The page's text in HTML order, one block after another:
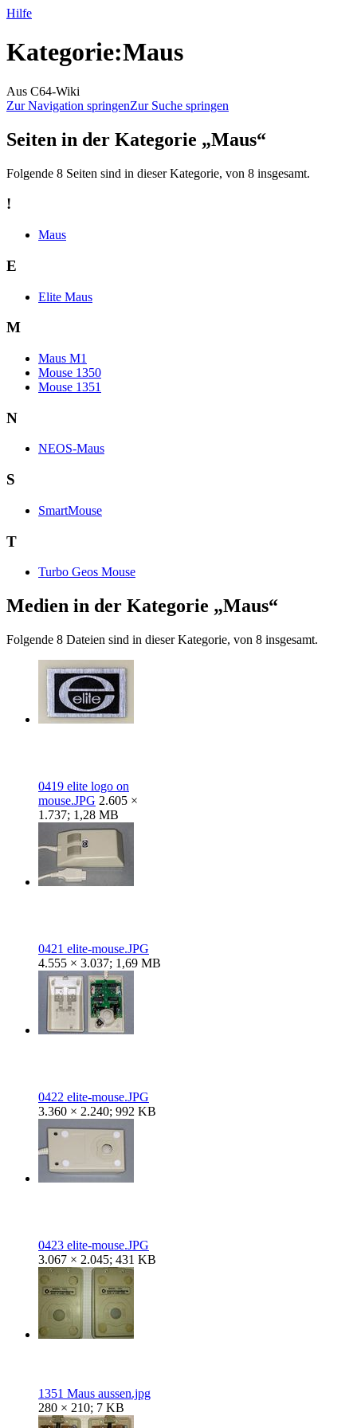
Hilfe
Kategorie:Maus
Aus C64-Wiki
Zur Navigation springenZur Suche springen
Seiten in der Kategorie „Maus“
Folgende 8 Seiten sind in dieser Kategorie, von 8 insgesamt.
!
Maus
E
Elite Maus
M
Maus M1
Mouse 1350
Mouse 1351
N
NEOS-Maus
S
SmartMouse
T
Turbo Geos Mouse
Medien in der Kategorie „Maus“
Folgende 8 Dateien sind in dieser Kategorie, von 8 insgesamt.
0419 elite logo on
mouse.JPG 2.605 ×
1.737; 1,28 MB
0421 elite-mouse.JPG
4.555 × 3.037; 1,69 MB
0422 elite-mouse.JPG
3.360 × 2.240; 992 KB
0423 elite-mouse.JPG
3.067 × 2.045; 431 KB
1351 Maus aussen.jpg
280 × 210; 7 KB